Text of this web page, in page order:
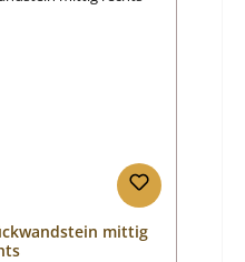
mittig